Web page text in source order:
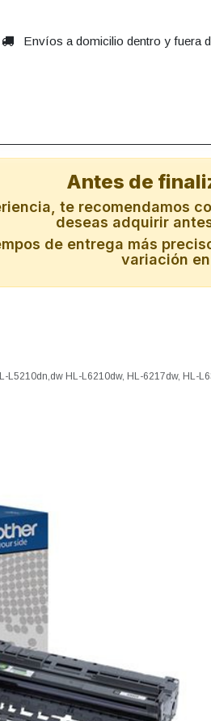
Envíos a domicilio dentro y fuera
Antes de
te recomendamos
deseas adquirir
de entrega más
variación
HL-L6210dw, HL-6217dw, HL-